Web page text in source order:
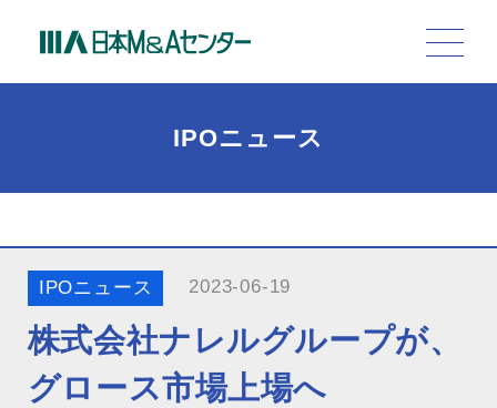
IPOニュース
IPOニュース 2023-06-19
株式会社ナレルグループが、
グロース市場上場へ